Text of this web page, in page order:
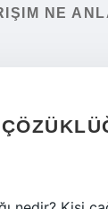
NE